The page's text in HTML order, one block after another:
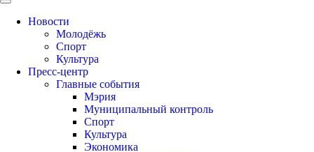
Новости
Молодёжь
Спорт
Культура
Пресс-центр
Главные события
Мэрия
Муниципальный контроль
Спорт
Культура
Экономика